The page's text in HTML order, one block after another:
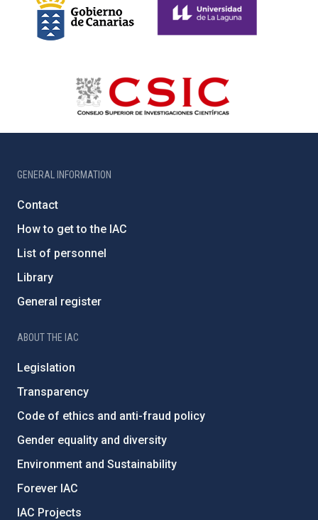
GENERAL INFORMATION
Contact
How to get to the IAC
List of personnel
Library
General register
ABOUT THE IAC
Legislation
Transparency
Code of ethics and anti-fraud policy
Gender equality and diversity
Environment and Sustainability
Forever IAC
IAC Projects